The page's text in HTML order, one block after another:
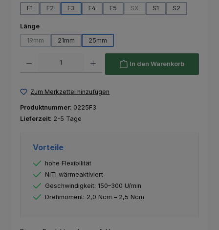
F1
F2 F3 F4 F5 SX
(Diese Option ist zurzeit nicht
S1 S2
Längeauswählen
19mm
(Diese Option ist zurzeit nicht verfügbar.)
21mm 25mm
In den Warenkorb
Zum Merkzettel hinzufügen
Produktnummer: 0225F3
Lieferzeit: 2-5 Tage
Vorteile
hohe Flexibilität
NiTi wärmeaktiviert
Geschwindigkeit: 150–300 U/min
Drehmoment: 2,0 Ncm – 2,5 Ncm